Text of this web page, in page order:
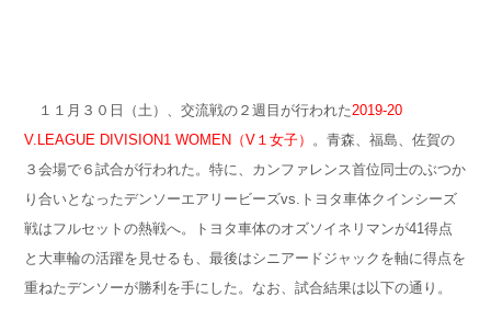
１１月３０日（土）、交流戦の２週目が行われた2019-20
V.LEAGUE DIVISION1 WOMEN（V１女子） 。青森、福島、佐賀の
３会場で６試合が行われた。特に、カンファレンス首位同士のぶつか
り合いとなったデンソーエアリービーズvs.トヨタ車体クインシーズ
戦はフルセットの熱戦へ。トヨタ車体のオズソイネリマンが41得点
と大車輪の活躍を見せるも、最後はシニアードジャックを軸に得点を
重ねたデンソーが勝利を手にした。なお、試合結果は以下の通り。